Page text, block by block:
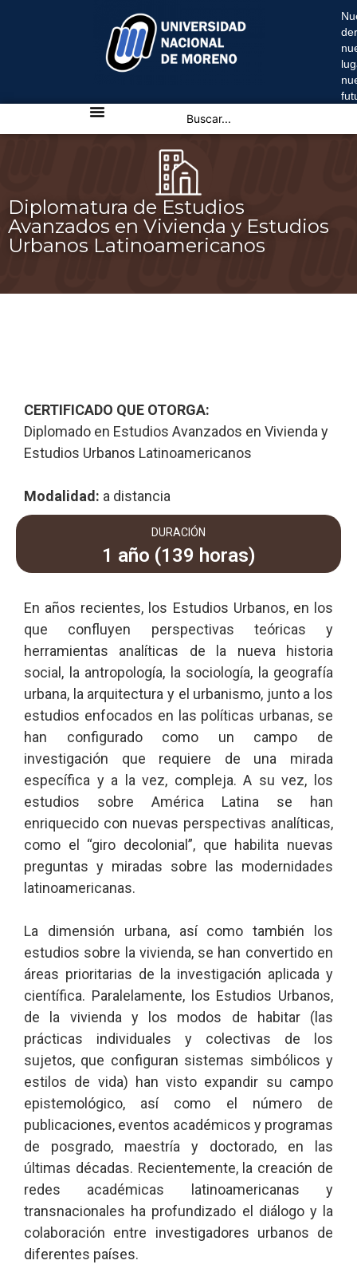
Diplomatura de Estudios
Avanzados en Vivienda y Estudios
Urbanos Latinoamericanos
CERTIFICADO QUE OTORGA:
Diplomado en Estudios Avanzados en Vivienda y
Estudios Urbanos Latinoamericanos
Modalidad: a distancia
DURACIÓN
1 año (139 horas)
En años recientes, los Estudios Urbanos, en los
que confluyen perspectivas teóricas y
herramientas analíticas de la nueva historia
social, la antropología, la sociología, la geografía
urbana, la arquitectura y el urbanismo, junto a los
estudios enfocados en las políticas urbanas, se
han configurado como un campo de
investigación que requiere de una mirada
específica y a la vez, compleja. A su vez, los
estudios sobre América Latina se han
enriquecido con nuevas perspectivas analíticas,
como el “giro decolonial”, que habilita nuevas
preguntas y miradas sobre las modernidades
latinoamericanas.
La dimensión urbana, así como también los
estudios sobre la vivienda, se han convertido en
áreas prioritarias de la investigación aplicada y
científica. Paralelamente, los Estudios Urbanos,
de la vivienda y los modos de habitar (las
prácticas individuales y colectivas de los
sujetos, que configuran sistemas simbólicos y
estilos de vida) han visto expandir su campo
epistemológico, así como el número de
publicaciones, eventos académicos y programas
de posgrado, maestría y doctorado, en las
últimas décadas. Recientemente, la creación de
redes académicas latinoamericanas y
transnacionales ha profundizado el diálogo y la
colaboración entre investigadores urbanos de
diferentes países.